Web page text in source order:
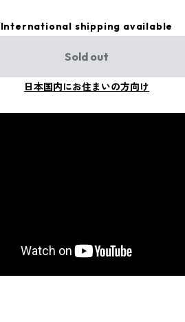
International shipping available
Sold out
日本国内にお住まいの方向け